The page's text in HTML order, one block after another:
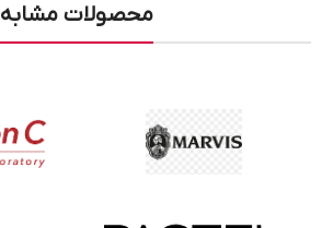
محصولات مشابه